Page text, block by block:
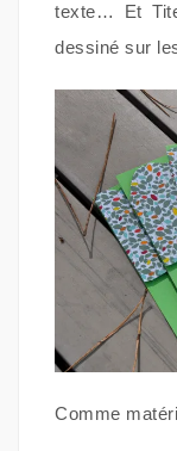
texte… Et
dessiné sur
Comme